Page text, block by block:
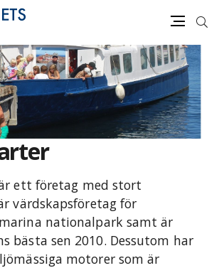
Sök
ett företag med stort
värdskapsföretag för
nationalpark samt är
bästa sen 2010. Dessutom har
motorer som är